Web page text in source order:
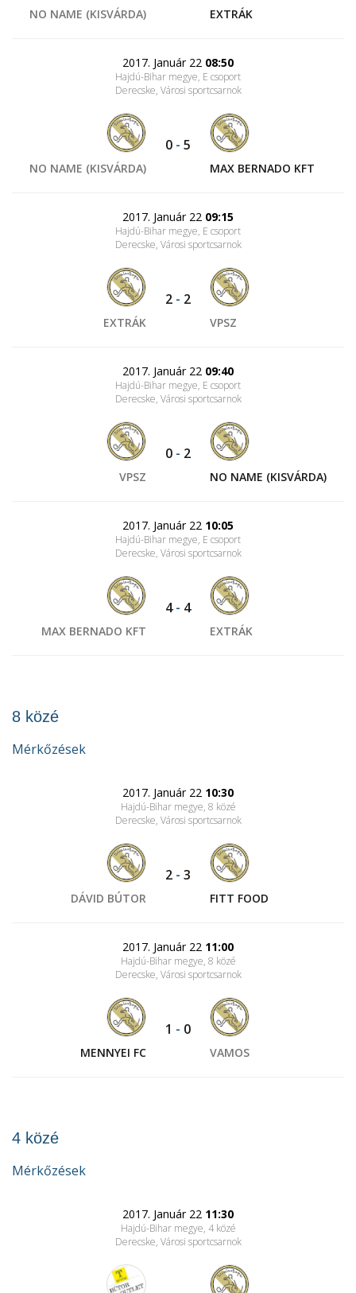
NO NAME (KISVÁRDA) EXTRÁK
2017. Január 22 08:50
Hajdú-Bihar megye, E csoport
Derecske, Városi sportcsarnok
NO NAME (KISVÁRDA)
0 - 5
MAX BERNADO KFT
2017. Január 22 09:15
Hajdú-Bihar megye, E csoport
Derecske, Városi sportcsarnok
EXTRÁK
2 - 2
VPSZ
2017. Január 22 09:40
Hajdú-Bihar megye, E csoport
Derecske, Városi sportcsarnok
VPSZ
0 - 2
NO NAME (KISVÁRDA)
2017. Január 22 10:05
Hajdú-Bihar megye, E csoport
Derecske, Városi sportcsarnok
MAX BERNADO KFT
4- 4
EXTRÁK
8 közé
Mérkőzések
2017. Január 22 10:30
Hajdú-Bihar megye, 8 közé
Derecske, Városi sportcsarnok
DÁVID BÚTOR
2 - 3
FITT FOOD
2017. Január 22 11:00
Hajdú-Bihar megye, 8 közé
Derecske, Városi sportcsarnok
MENNYEI FC
1 - 0
VAMOS
4 közé
Mérkőzések
2017. Január 22 11:30
Hajdú-Bihar megye, 4 közé
Derecske, Városi sportcsarnok